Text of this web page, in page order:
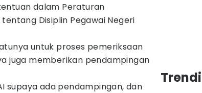
dalam Peraturan
Disiplin Pegawai Negeri
untuk proses pemeriksaan
juga memberikan pendampingan
supaya ada pendampingan, dan